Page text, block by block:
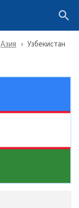
Азия Узбекистан